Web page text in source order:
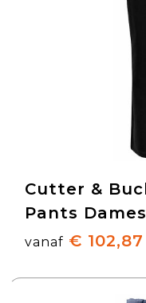
Cutter &
Pants Dames
vanaf € 102,87